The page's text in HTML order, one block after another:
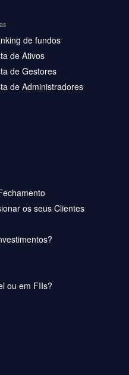
de fundos
de Ativos
de Gestores
de Administradores
os seus Clientes
ou em FIIs?